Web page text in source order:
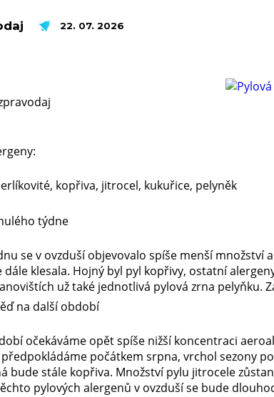
22. 07. 2026
kopřiva, jitrocel, kukuřice, pelyněk
týdne
se v ovzduší objevovalo spíše menší
dále klesala. Hojný byl pyl kopřivy, ostatní
už také jednotlivá pylová zrna pelyňku.
na další období
očekáváme opět spíše nižší koncentraci
počátkem srpna, vrchol sezony
bude stále kopřiva. Množství pylu jitrocele
pylových alergenů v ovzduší se bude